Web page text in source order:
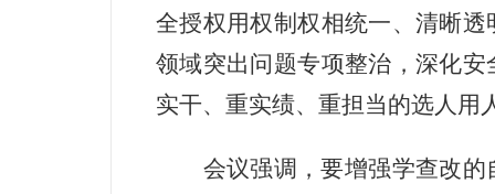
全授权用权制权相统一、清晰
领域突出问题专项整治，深化
实干、重实绩、重担当的选人用
会议强调，要增强学查改的